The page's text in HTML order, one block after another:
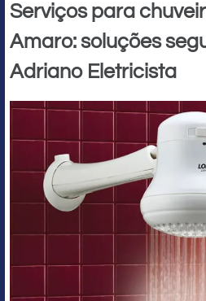
Serviços para
Amaro: soluções
Adriano Eletricista